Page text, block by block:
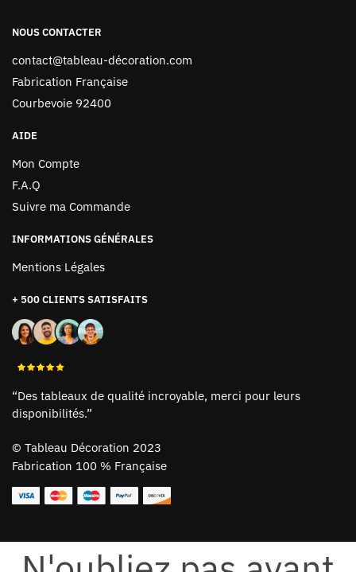
NOUS CONTACTER
contact@tableau-décoration.com
Fabrication Française
Courbevoie 92400
AIDE
Mon Compte
F.A.Q
Suivre ma Commande
INFORMATIONS GÉNÉRALES
Mentions Légales
+ 500 CLIENTS SATISFAITS
“Des tableaux de qualité incroyable, merci pour leurs
disponibilités.”
© Tableau Décoration 2023
Fabrication 100 % Française